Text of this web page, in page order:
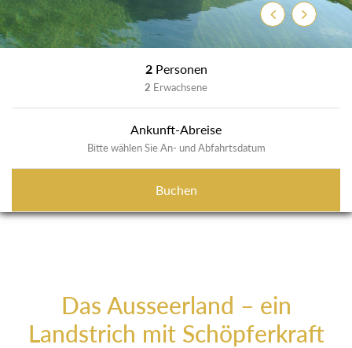
ZurückWeiter
2 Personen
2 Erwachsene
Ankunft-Abreise
Bitte wählen Sie An- und Abfahrtsdatum
Buchen
Das Ausseerland – ein
Landstrich mit Schöpferkraft